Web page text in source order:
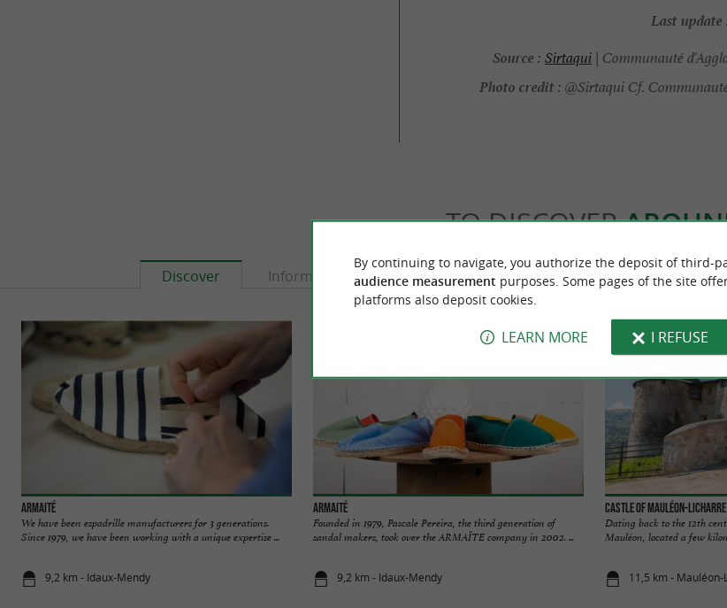
Last update
Source : Sirtaqui| Communauté
Photo credit : @Sirtaqui Cf.
TO DISCOVER
Discover Information Accommodation Eating and Drinking
Armaité
We have been espadrille manufacturers for 3 generations.
Since 1979, we have been working with a unique expertise ...
9,2 km - Idaux-Mendy
Armaité
Founded in 1979, Pascale Pereira, the third generation of
sandal makers, took over the ARMAÏTE company in 2002. ...
9,2 km - Idaux-Mendy
Castle of Mauléon-Licharre
Dating back to the 12th
Mauléon, located a few
11,5 km - Mauléon-
By continuing to navigate, you authorize the deposit of third-
audience measurement purposes. Some pages of the site
platforms also deposit cookies.
LEARN MORE I REFUSE